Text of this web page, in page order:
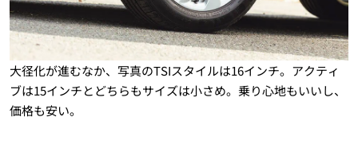
大径化が進むなか、写真のTSIスタイルは16インチ。アクティ
ブは15インチとどちらもサイズは小さめ。乗り心地もいいし、
価格も安い。